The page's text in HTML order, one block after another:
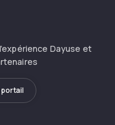
Dayuse et